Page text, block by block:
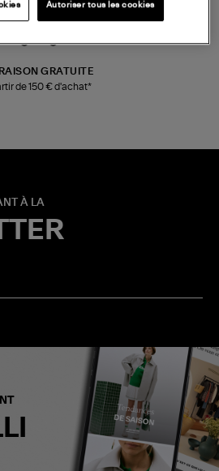
GRATUITE
de 150 € d'achat*
À LA
Autoriser tous les cookies